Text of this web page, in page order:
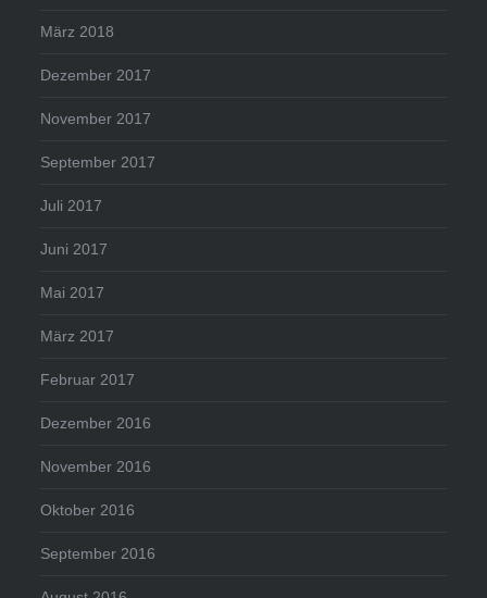
März 2018
Dezember 2017
November 2017
September 2017
Juli 2017
Juni 2017
Mai 2017
März 2017
Februar 2017
Dezember 2016
November 2016
Oktober 2016
September 2016